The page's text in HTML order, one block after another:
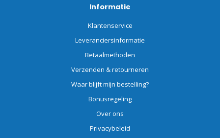
Informatie
Klantenservice
Leveranciersinformatie
Betaalmethoden
Verzenden & retourneren
Waar blijft mijn bestelling?
Bonusregeling
Over ons
Privacybeleid